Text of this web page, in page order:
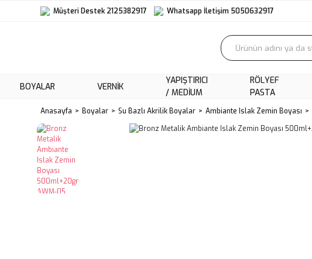
Müşteri Destek 2125382917 Whatsapp İletişim 5050632917
BOYALAR VERNIK
YAPIŞTIRICI
/ MEDIUM
RÖLYEF
PASTA
Anasayfa Boyalar Su Bazlı Akrilik Boyalar Ambiante Islak Zemin Boyası